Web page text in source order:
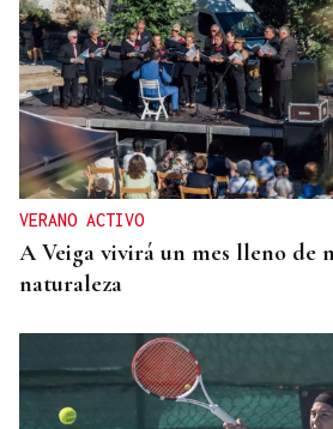
VERANO ACTIVO
A Veiga vivirá un mes lleno de
naturaleza